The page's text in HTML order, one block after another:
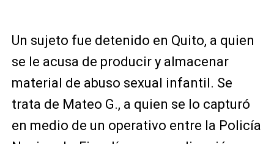
Un sujeto fue detenido en Quito, a quien
se le acusa de producir y almacenar
material de abuso sexual infantil. Se
trata de Mateo G., a quien se lo capturó
en medio de un operativo entre la Policía